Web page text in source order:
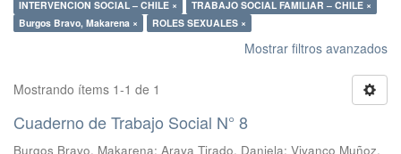
INTERVENCION SOCIAL – CHILE ×
TRABAJO SOCIAL FAMILIAR – CHILE ×
Burgos Bravo, Makarena ×
ROLES SEXUALES ×
Mostrar filtros avanzados
Mostrando ítems 1-1 de 1
Cuaderno de Trabajo Social N° 8
Burgos Bravo, Makarena; Araya Tirado, Daniela; Vivanco Muñoz,